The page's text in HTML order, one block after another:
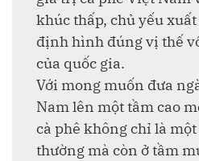
khúc thấp, chủ yếu
định hình đúng vị thế
của quốc gia.
Với mong muốn đưa
Nam lên một tầm cao
cà phê không chỉ là
thường mà còn ở tầm